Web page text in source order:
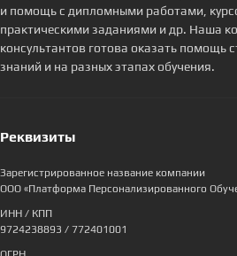
и помощь с дипломными работами,
практическими заданиями и др. Наша
консультантов готова оказать помощь
знаний и на разных этапах обучения.
Реквизиты
Зарегистрированное название компании
ООО «Платформа Персонализированного
ИНН / КПП
9724238893 / 772401001